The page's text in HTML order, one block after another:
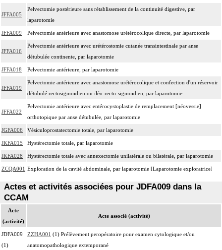
JFFA005
Pelvectomie postérieure sans rétablissement de la continuité digestive, par
laparotomie
JFFA009 Pelvectomie antérieure avec anastomose urétérocolique directe, par laparotomie
JFFA016
Pelvectomie antérieure avec urétérostomie cutanée transintestinale par anse
détubulée continente, par laparotomie
JFFA018 Pelvectomie antérieure, par laparotomie
JFFA019
Pelvectomie antérieure avec anastomose urétérocolique et confection d'un réservoir
détubulé rectosigmoïdien ou iléo-recto-sigmoïdien, par laparotomie
JFFA022
Pelvectomie antérieure avec entérocystoplastie de remplacement [néovessie]
orthotopique par anse détubulée, par laparotomie
JGFA006 Vésiculoprostatectomie totale, par laparotomie
JKFA015 Hystérectomie totale, par laparotomie
JKFA028 Hystérectomie totale avec annexectomie unilatérale ou bilatérale, par laparotomie
ZCQA001 Exploration de la cavité abdominale, par laparotomie [Laparotomie exploratrice]
Actes et activités associées pour JDFA009 dans la
CCAM
Acte
(activité)
Acte associé (activité)
JDFA009
(1)
ZZHA001 (1) Prélèvement peropératoire pour examen cytologique et/ou
anatomopathologique extemporané